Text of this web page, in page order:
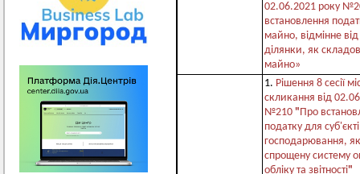
02.06.2021 року
встановлення
майно, відмінне
ділянки, як
майно»
1. Рішення 8 сесії
скликання від
№210 "Про
податку для
господарювання,
спрощену систему
обліку та звітності"